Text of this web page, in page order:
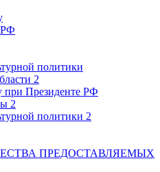
РФ
политики
2
при Президенте РФ
2
политики 2
ПРЕДОСТАВЛЯЕМЫХ